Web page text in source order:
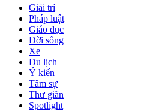
Giải trí
Pháp luật
Giáo dục
Đời sống
Xe
Du lịch
Ý kiến
Tâm sự
Thư giãn
Spotlight